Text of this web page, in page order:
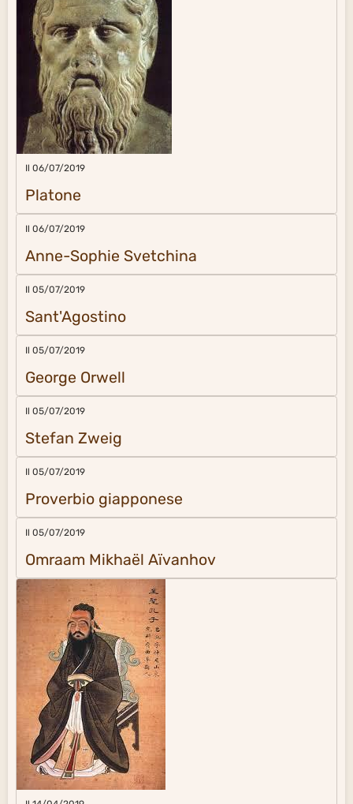
Il 06/07/2019
Platone
Il 06/07/2019
Anne-Sophie Svetchina
Il 05/07/2019
Sant'Agostino
Il 05/07/2019
George Orwell
Il 05/07/2019
Stefan Zweig
Il 05/07/2019
Proverbio giapponese
Il 05/07/2019
Omraam Mikhaël Aïvanhov